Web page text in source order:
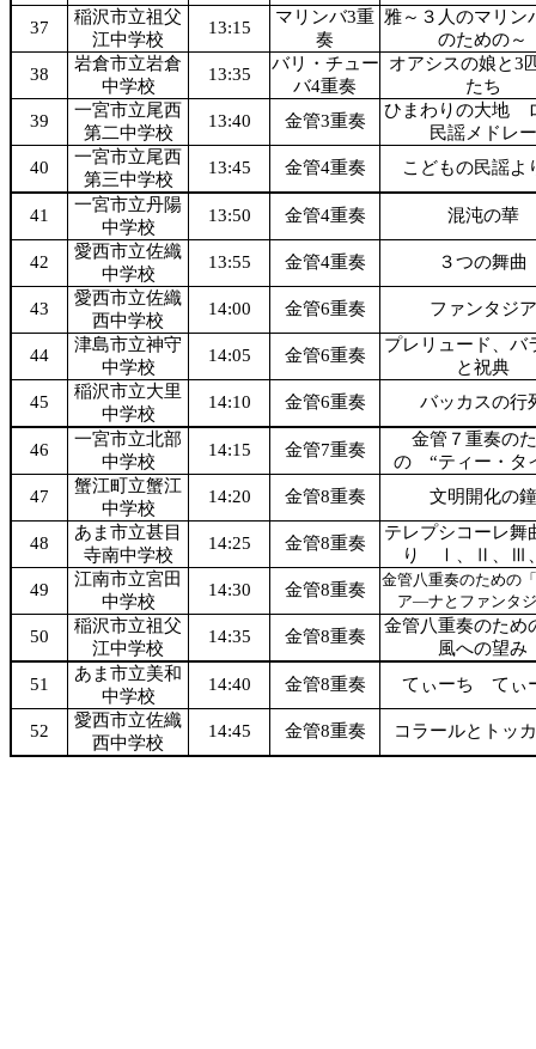
37
稲沢市立祖父
江中学校
13:15
マリンバ3重
奏
雅～３人のマリン
のための～
38
岩倉市立岩倉
中学校
13:35
バリ・チュー
バ4重奏
オアシスの娘と3
たち
39
一宮市立尾西
第二中学校
13:40 金管3重奏
ひまわりの大地
民謡メドレー
40
一宮市立尾西
第三中学校
13:45 金管4重奏 こどもの民謡
41
一宮市立丹陽
中学校
13:50 金管4重奏 混沌の華
42
愛西市立佐織
中学校
13:55 金管4重奏 ３つの舞曲
43
愛西市立佐織
西中学校
14:00 金管6重奏 ファンタジア
44
津島市立神守
中学校
14:05 金管6重奏
プレリュード、バ
と祝典
45
稲沢市立大里
中学校
14:10 金管6重奏 バッカスの行
46
一宮市立北部
中学校
14:15 金管7重奏
金管７重奏の
の “ティー・タ
47
蟹江町立蟹江
中学校
14:20 金管8重奏 文明開化の鐘
48
あま市立甚目
寺南中学校
14:25 金管8重奏
テレプシコーレ舞
り Ⅰ、Ⅱ、Ⅲ
49
江南市立宮田
中学校
14:30 金管8重奏
金管八重奏のための
ア―ナとファンタ
50
稲沢市立祖父
江中学校
14:35 金管8重奏
金管八重奏のた
風への望み
51
あま市立美和
中学校
14:40 金管8重奏 てぃーち てぃ
52
愛西市立佐織
西中学校
14:45 金管8重奏 コラールとトッ